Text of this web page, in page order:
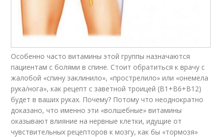
Особенно часто витамины этой группы назначаются
пациентам с болями в спине. Стоит обратиться к врачу с
жалобой «спину заклинило», «прострелило» или «онемела
рука/нога», как рецепт с заветной троицей (В1+В6+В12)
будет в ваших руках. Почему? Потому что неоднократно
доказано, что именно эти «волшебные» витамины
оказывают влияние на нервные клетки, идущие от
чувствительных рецепторов к мозгу, как бы «тормозя»